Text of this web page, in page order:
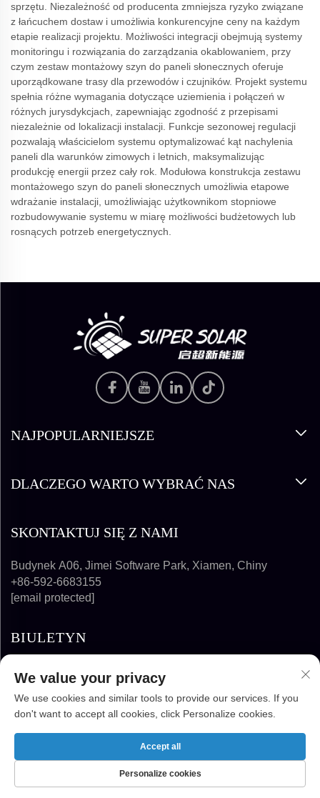
sprzętu. Niezależność od producenta zmniejsza ryzyko związane
z łańcuchem dostaw i umożliwia konkurencyjne ceny na każdym
etapie realizacji projektu. Możliwości integracji obejmują systemy
monitoringu i rozwiązania do zarządzania okablowaniem, przy
czym zestaw montażowy szyn do paneli słonecznych oferuje
uporządkowane trasy dla przewodów i czujników. Projekt systemu
spełnia różne wymagania dotyczące uziemienia i połączeń w
różnych jurysdykcjach, zapewniając zgodność z przepisami
niezależnie od lokalizacji instalacji. Funkcje sezonowej regulacji
pozwalają właścicielom systemu optymalizować kąt nachylenia
paneli dla warunków zimowych i letnich, maksymalizując
produkcję energii przez cały rok. Modułowa konstrukcja zestawu
montażowego szyn do paneli słonecznych umożliwia etapowe
wdrażanie instalacji, umożliwiając użytkownikom stopniowe
rozbudowywanie systemu w miarę możliwości budżetowych lub
rosnących potrzeb energetycznych.
NAJPOPULARNIEJSZE
DLACZEGO WARTO WYBRAĆ NAS
SKONTAKTUJ SIĘ Z NAMI
Budynek A06, Jimei Software Park, Xiamen, Chiny
+86-592-6683155
[email protected]
BIULETYN
SUPER SOLAR ENERGY TECHNOLOGY CO.,
We value your privacy
We use cookies and similar tools to provide our services. If you
don't want to accept all cookies, click Personalize cookies.
Personalize cookies
Accept all